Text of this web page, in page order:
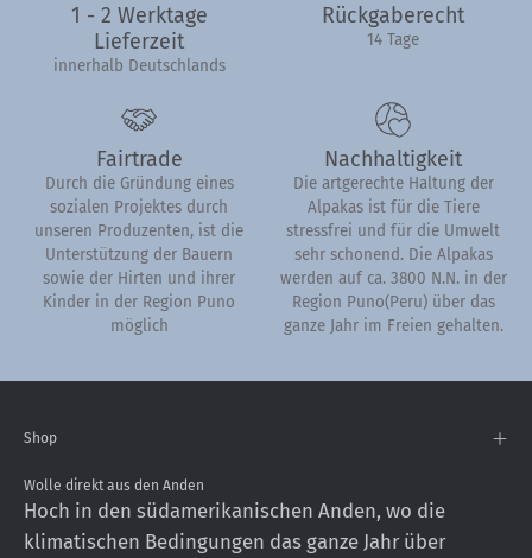
1 - 2 Werktage
Lieferzeit
innerhalb Deutschlands
Rückgaberecht
14 Tage
Fairtrade
Durch die Gründung eines
sozialen Projektes durch
unseren Produzenten, ist die
Unterstützung der Bauern
sowie der Hirten und ihrer
Kinder in der Region Puno
möglich
Nachhaltigkeit
Die artgerechte Haltung der
Alpakas ist für die Tiere
stressfrei und für die Umwelt
sehr schonend. Die Alpakas
werden auf ca. 3800 N.N. in der
Region Puno(Peru) über das
ganze Jahr im Freien gehalten.
Shop
Wolle direkt aus den Anden
Hoch in den südamerikanischen Anden, wo die
klimatischen Bedingungen das ganze Jahr über